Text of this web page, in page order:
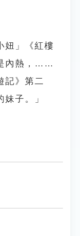
妞」《紅樓
內熱，……
記》第二
子。」